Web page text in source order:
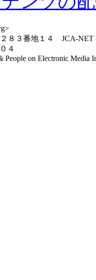
２８３番地１４ JCA-NET
４
on Electronic Media